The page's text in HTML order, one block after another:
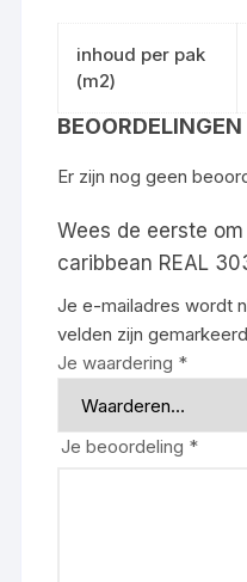
inhoud per pak
(m2)
BEOORDELINGEN
Er zijn nog geen
Wees de eerste om
caribbean REAL
Je e-mailadres wordt
velden zijn
Je waardering *
Je beoordeling *